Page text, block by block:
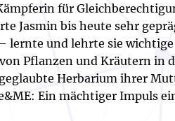
für
Jasmin bis heute sehr
lernte und lehrte sie
Pflanzen und Kräutern in
Herbarium ihrer
Ein mächtiger Impuls